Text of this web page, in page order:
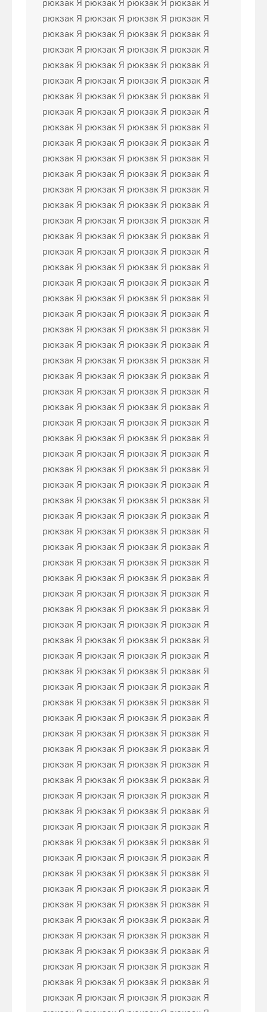
рюкзак Я рюкзак Я рюкзак Я рюкзак Я
рюкзак Я рюкзак Я рюкзак Я рюкзак Я
рюкзак Я рюкзак Я рюкзак Я рюкзак Я
рюкзак Я рюкзак Я рюкзак Я рюкзак Я
рюкзак Я рюкзак Я рюкзак Я рюкзак Я
рюкзак Я рюкзак Я рюкзак Я рюкзак Я
рюкзак Я рюкзак Я рюкзак Я рюкзак Я
рюкзак Я рюкзак Я рюкзак Я рюкзак Я
рюкзак Я рюкзак Я рюкзак Я рюкзак Я
рюкзак Я рюкзак Я рюкзак Я рюкзак Я
рюкзак Я рюкзак Я рюкзак Я рюкзак Я
рюкзак Я рюкзак Я рюкзак Я рюкзак Я
рюкзак Я рюкзак Я рюкзак Я рюкзак Я
рюкзак Я рюкзак Я рюкзак Я рюкзак Я
рюкзак Я рюкзак Я рюкзак Я рюкзак Я
рюкзак Я рюкзак Я рюкзак Я рюкзак Я
рюкзак Я рюкзак Я рюкзак Я рюкзак Я
рюкзак Я рюкзак Я рюкзак Я рюкзак Я
рюкзак Я рюкзак Я рюкзак Я рюкзак Я
рюкзак Я рюкзак Я рюкзак Я рюкзак Я
рюкзак Я рюкзак Я рюкзак Я рюкзак Я
рюкзак Я рюкзак Я рюкзак Я рюкзак Я
рюкзак Я рюкзак Я рюкзак Я рюкзак Я
рюкзак Я рюкзак Я рюкзак Я рюкзак Я
рюкзак Я рюкзак Я рюкзак Я рюкзак Я
рюкзак Я рюкзак Я рюкзак Я рюкзак Я
рюкзак Я рюкзак Я рюкзак Я рюкзак Я
рюкзак Я рюкзак Я рюкзак Я рюкзак Я
рюкзак Я рюкзак Я рюкзак Я рюкзак Я
рюкзак Я рюкзак Я рюкзак Я рюкзак Я
рюкзак Я рюкзак Я рюкзак Я рюкзак Я
рюкзак Я рюкзак Я рюкзак Я рюкзак Я
рюкзак Я рюкзак Я рюкзак Я рюкзак Я
рюкзак Я рюкзак Я рюкзак Я рюкзак Я
рюкзак Я рюкзак Я рюкзак Я рюкзак Я
рюкзак Я рюкзак Я рюкзак Я рюкзак Я
рюкзак Я рюкзак Я рюкзак Я рюкзак Я
рюкзак Я рюкзак Я рюкзак Я рюкзак Я
рюкзак Я рюкзак Я рюкзак Я рюкзак Я
рюкзак Я рюкзак Я рюкзак Я рюкзак Я
рюкзак Я рюкзак Я рюкзак Я рюкзак Я
рюкзак Я рюкзак Я рюкзак Я рюкзак Я
рюкзак Я рюкзак Я рюкзак Я рюкзак Я
рюкзак Я рюкзак Я рюкзак Я рюкзак Я
рюкзак Я рюкзак Я рюкзак Я рюкзак Я
рюкзак Я рюкзак Я рюкзак Я рюкзак Я
рюкзак Я рюкзак Я рюкзак Я рюкзак Я
рюкзак Я рюкзак Я рюкзак Я рюкзак Я
рюкзак Я рюкзак Я рюкзак Я рюкзак Я
рюкзак Я рюкзак Я рюкзак Я рюкзак Я
рюкзак Я рюкзак Я рюкзак Я рюкзак Я
рюкзак Я рюкзак Я рюкзак Я рюкзак Я
рюкзак Я рюкзак Я рюкзак Я рюкзак Я
рюкзак Я рюкзак Я рюкзак Я рюкзак Я
рюкзак Я рюкзак Я рюкзак Я рюкзак Я
рюкзак Я рюкзак Я рюкзак Я рюкзак Я
рюкзак Я рюкзак Я рюкзак Я рюкзак Я
рюкзак Я рюкзак Я рюкзак Я рюкзак Я
рюкзак Я рюкзак Я рюкзак Я рюкзак Я
рюкзак Я рюкзак Я рюкзак Я рюкзак Я
рюкзак Я рюкзак Я рюкзак Я рюкзак Я
рюкзак Я рюкзак Я рюкзак Я рюкзак Я
рюкзак Я рюкзак Я рюкзак Я рюкзак Я
рюкзак Я рюкзак Я рюкзак Я рюкзак Я
рюкзак Я рюкзак Я рюкзак Я рюкзак Я